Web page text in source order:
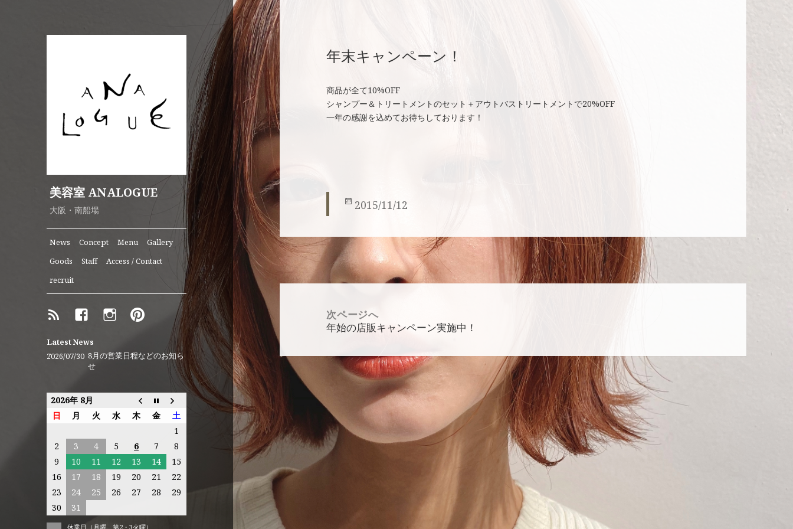
美容室 ANALOGUE
大阪・南船場
News Concept Menu
Gallery
Goods
Staff
Access / Contact
recruit
RSS FacebookinstagramPinterest
バ
グ
Latest News
8月の営業日程などのお知ら
せ
2026/07/30
2026年 8月
日
月 火 水 木 金
土
1
2
3 4 5 6 7
8
9
10 11 12 13 14
15
16
17 18 19 20 21
22
23
24 25 26 27 28
29
30
31
休業日（月曜、第2・3火曜）
年末キャンペーン！
商品が全て10%OFF
シャンプー＆トリートメントのセット＋アウトバストリートメントで20%OFF
一年の感謝を込めてお待ちしております！
投
日:
2015/11/12
ゲ
ー
次ページへ
次
投
年始の店販キャンペーン実施中！